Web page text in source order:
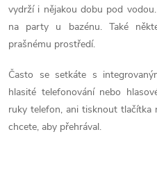
r
v
k
y
v
vydrží i nějakou dobu pod
na party u bazénu. Také
prašnému prostředí.
Často se setkáte s
hlasité telefonování nebo
ruky telefon, ani tisknout tlačítka
chcete, aby přehrával.